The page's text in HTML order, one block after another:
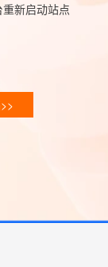
新启动站点